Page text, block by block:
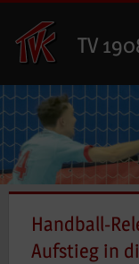
Inhalt
springen
TV
Handball-
Aufstieg in